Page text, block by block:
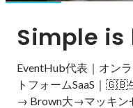
Simple is
EventHub代表｜オン
トフォームSaaS｜
→ Brown大→マッキン